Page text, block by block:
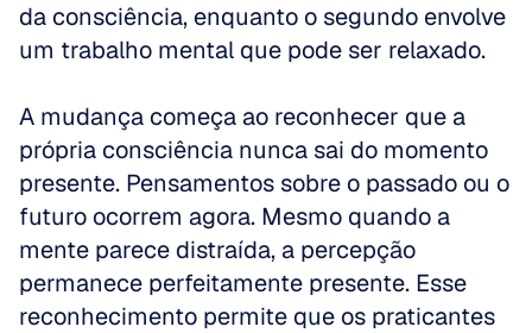
da consciência, enquanto o segundo envolve
um trabalho mental que pode ser relaxado.
A mudança começa ao reconhecer que a
própria consciência nunca sai do momento
presente. Pensamentos sobre o passado ou o
futuro ocorrem agora. Mesmo quando a
mente parece distraída, a percepção
permanece perfeitamente presente. Esse
reconhecimento permite que os praticantes